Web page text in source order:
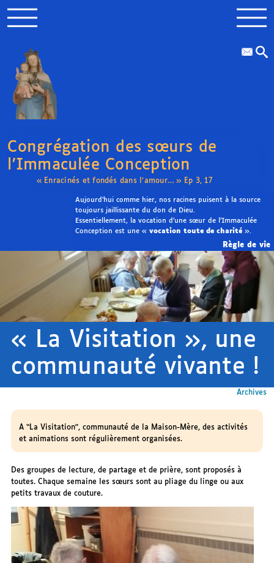
Congrégation des sœurs de
l’Immaculée Conception
« Enracinés et fondés dans l’amour… » Ep 3, 17
Règle de vie
Aujourd’hui comme hier, nos racines puisent à la source
toujours jaillissante du don de Dieu.
Essentiellement, la vocation d’une sœur de l’Immaculée
Conception est une « vocation toute de charité».
« La Visitation », une
communauté vivante !
Archives
A “La Visitation”, communauté de la Maison-Mère, des activités
et animations sont régulièrement organisées.
Des groupes de lecture, de partage et de prière, sont proposés à
toutes. Chaque semaine les sœurs sont au pliage du linge ou aux
petits travaux de couture.